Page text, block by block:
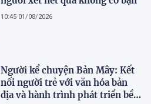
10:45 01/08/2026
Người kể chuyện Bản Mây: Kết
nối người trẻ với văn hóa bản
địa và hành trình phát triển bền